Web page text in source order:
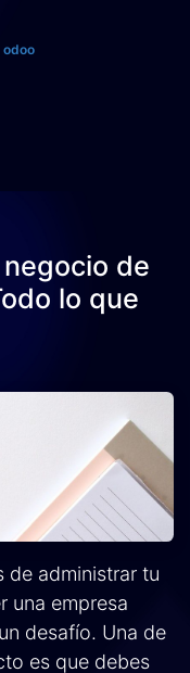
odoo
de
lo que
de administrar tu
una empresa
desafío. Una de
es que debes